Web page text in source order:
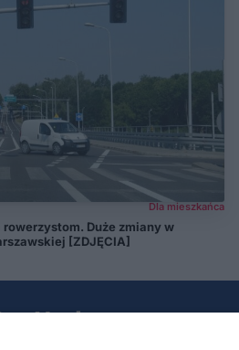
Dla mieszkańca
Duże zmiany w
[ZDJĘCIA]